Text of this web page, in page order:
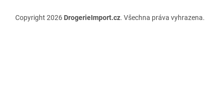
Copyright 2026 DrogerieImport.cz. Všechna práva vyhrazena.